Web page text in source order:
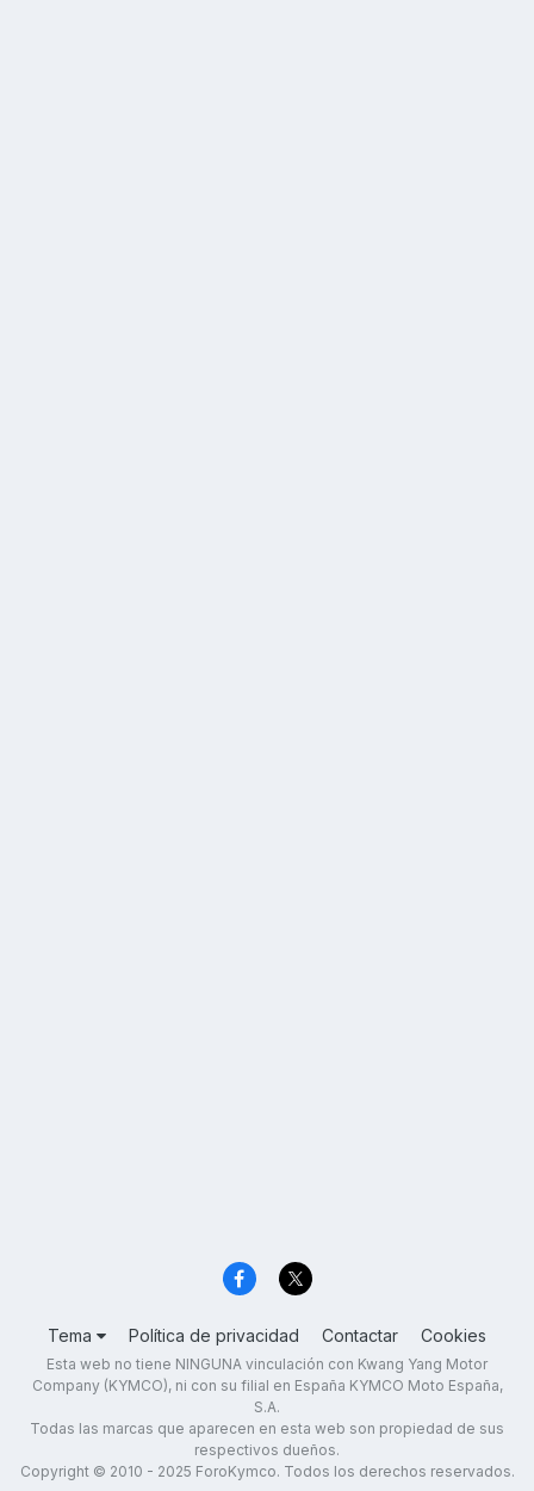
Tema Política de privacidad Contactar Cookies
Esta web no tiene NINGUNA vinculación con Kwang Yang Motor
Company (KYMCO), ni con su filial en España KYMCO Moto España,
S.A.
Todas las marcas que aparecen en esta web son propiedad de sus
respectivos dueños.
Copyright © 2010 - 2025 ForoKymco. Todos los derechos reservados.